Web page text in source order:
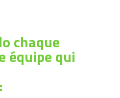
chaque
équipe qui